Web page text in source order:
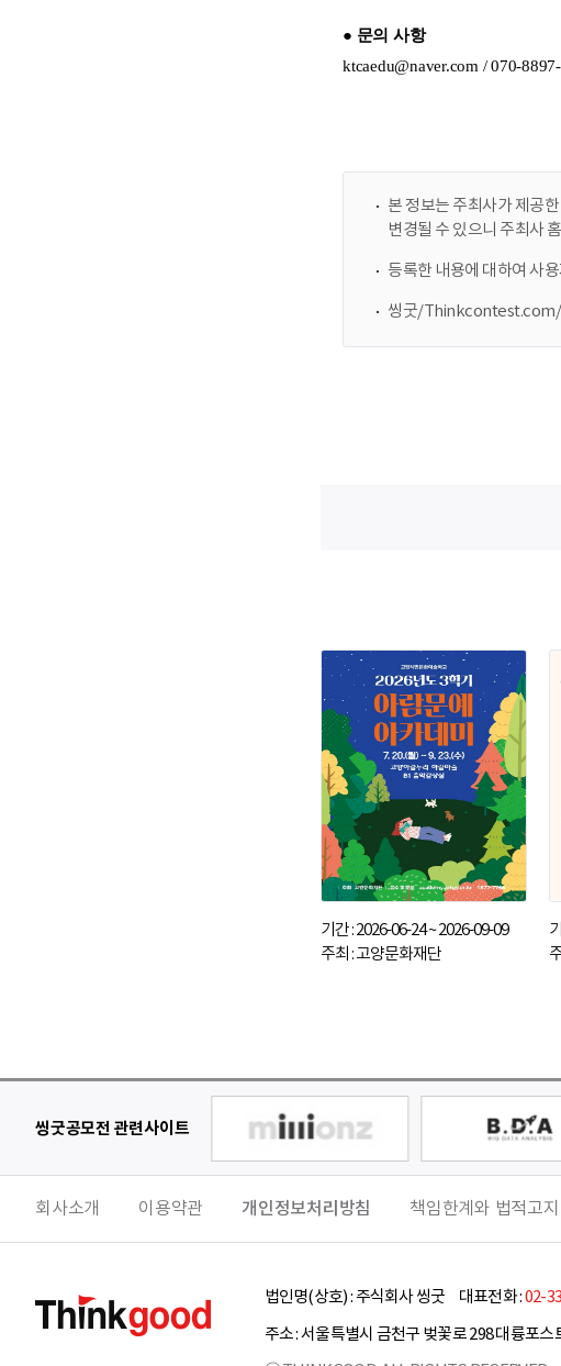
본 정보는 주최사가 제공
변경될 수 있으니 주최사
등록한 내용에 대하여 사
씽굿/Thinkcontest.com/
기간 : 2026-06-24 ~ 2026-09-09
주최 : 고양문화재단
씽굿공모전 관련사이트
회사소개 이용약관 개인정보처리방침 책임한계와 법적고지
법인명(상호) :주식회사 씽굿 대표전화 :02-
주소 :서울특별시 금천구 벚꽃로 298 대륭포스